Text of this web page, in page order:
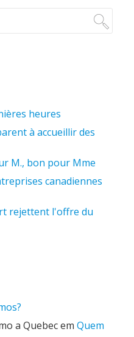
heures
à accueillir des
M., bon pour Mme
canadiennes
rejettent l'offre du
a Quebecem Quem